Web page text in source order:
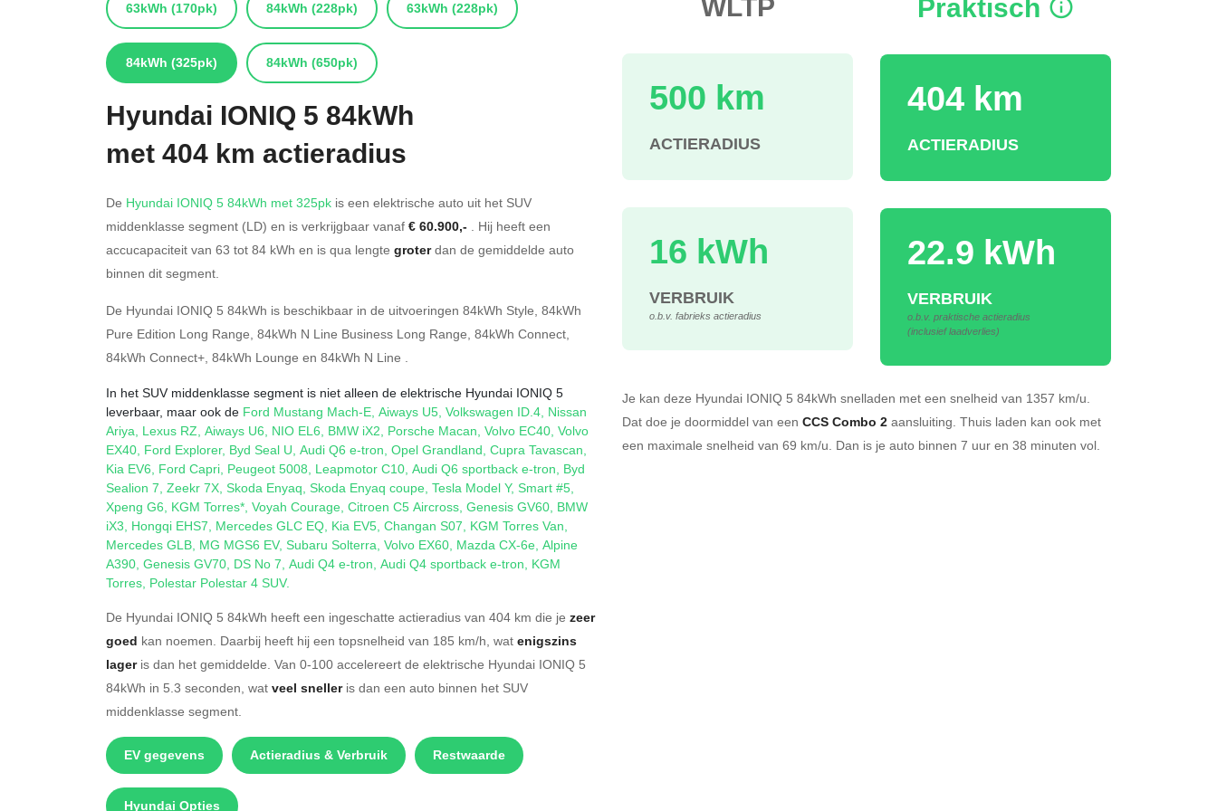
63kWh (170pk) 84kWh (228pk) 63kWh (228pk)
84kWh (325pk) 84kWh (650pk)
Hyundai IONIQ 5 84kWh
met 404 km actieradius
De Hyundai IONIQ 5 84kWh met 325pk is een elektrische auto uit het SUV
middenklasse segment (LD) en is verkrijgbaar vanaf € 60.900,- . Hij heeft een
accucapaciteit van 63 tot 84 kWh en is qua lengte groterdan de gemiddelde auto
binnen dit segment.
De Hyundai IONIQ 5 84kWh is beschikbaar in de uitvoeringen 84kWh Style, 84kWh
Pure Edition Long Range, 84kWh N Line Business Long Range, 84kWh Connect,
84kWh Connect+, 84kWh Lounge en 84kWh N Line .
In het SUV middenklasse segment is niet alleen de elektrische Hyundai IONIQ 5
leverbaar, maar ook de Ford Mustang Mach-E, Aiways U5, Volkswagen ID.4, Nissan
Ariya, Lexus RZ, Aiways U6, NIO EL6, BMW iX2, Porsche Macan, Volvo EC40, Volvo
EX40, Ford Explorer, Byd Seal U, Audi Q6 e-tron, Opel Grandland, Cupra Tavascan,
Kia EV6, Ford Capri, Peugeot 5008, Leapmotor C10, Audi Q6 sportback e-tron, Byd
Sealion 7, Zeekr 7X, Skoda Enyaq, Skoda Enyaq coupe, Tesla Model Y, Smart #5,
Xpeng G6, KGM Torres*, Voyah Courage, Citroen C5 Aircross, Genesis GV60, BMW
iX3, Hongqi EHS7, Mercedes GLC EQ, Kia EV5, Changan S07, KGM Torres Van,
Mercedes GLB, MG MGS6 EV, Subaru Solterra, Volvo EX60, Mazda CX-6e, Alpine
A390, Genesis GV70, DS No 7, Audi Q4 e-tron, Audi Q4 sportback e-tron, KGM
Torres, Polestar Polestar 4 SUV.
De Hyundai IONIQ 5 84kWh heeft een ingeschatte actieradius van 404 km die je zeer
goed kan noemen. Daarbij heeft hij een topsnelheid van 185 km/h, wat enigszins
lageris dan het gemiddelde. Van 0-100 accelereert de elektrische Hyundai IONIQ 5
84kWh in 5.3 seconden, wat veel snelleris dan een auto binnen het SUV
middenklasse segment.
EV gegevens Actieradius & Verbruik Restwaarde
Hyundai Opties
500 km
ACTIERADIUS
16 kWh
VERBRUIK
o.b.v. fabrieks actieradius
Praktisch
404 km
ACTIERADIUS
22.9 kWh
VERBRUIK
o.b.v. praktische actieradius
(inclusief laadverlies)
Je kan deze Hyundai IONIQ 5 84kWh snelladen met een snelheid van 1357 km/u.
Dat doe je doormiddel van een CCS Combo 2 aansluiting. Thuis laden kan ook met
een maximale snelheid van 69 km/u. Dan is je auto binnen 7 uur en 38 minuten vol.